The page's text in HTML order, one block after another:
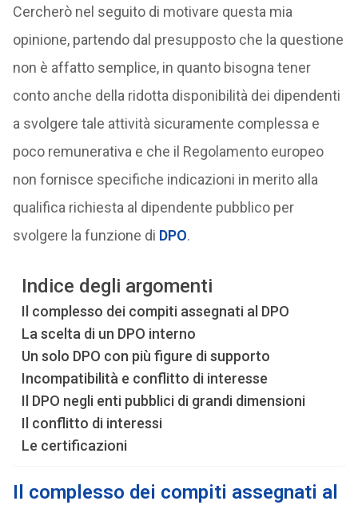
Cercherò nel seguito di motivare questa mia
opinione, partendo dal presupposto che la questione
non è affatto semplice, in quanto bisogna tener
conto anche della ridotta disponibilità dei dipendenti
a svolgere tale attività sicuramente complessa e
poco remunerativa e che il Regolamento europeo
non fornisce specifiche indicazioni in merito alla
qualifica richiesta al dipendente pubblico per
svolgere la funzione di DPO.
Indice degli argomenti
Il complesso dei compiti assegnati al DPO
La scelta di un DPO interno
Un solo DPO con più figure di supporto
Incompatibilità e conflitto di interesse
Il DPO negli enti pubblici di grandi dimensioni
Il conflitto di interessi
Le certificazioni
Il complesso dei compiti assegnati al